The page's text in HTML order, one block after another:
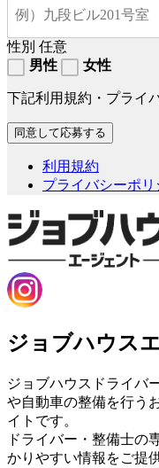
性別 任意
男性
女性
下記利用規約・プライ
利用規約
プライバシーポリ
ジョブハウス
ジョブハウスドライバ
や自動車の整備を行う
イトです。
ドライバー・整備士の
かりやすい情報をご提